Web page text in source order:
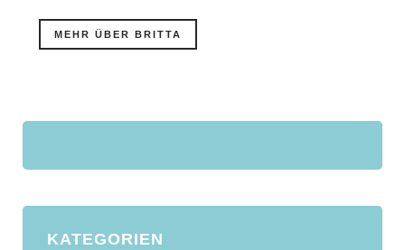
MEHR ÜBER BRITTA
KATEGORIEN